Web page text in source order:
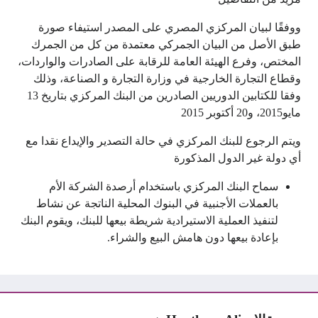
ووفقًا لبيان المركزي المصري على المصدر استيفاء صورة
طبق الأصل من البيان الجمركي معتمدة من كل من الجمرك
المختص، وفرع الهيئة العامة للرقابة على الصادرات والواردات،
وقطاع التجارة الخارجية في وزارة التجارة و الصناعة، وذلك
وفقا للكتابين الدوريين الصادرين من البنك المركزي بتاريخ 13
مايو2015، و20 أكتوبر 2015
ويتم الرجوع للبنك المركزي في حالة التصدير والإيداع نقدا مع
أي دولة غير الدول المذكورة
سماح البنك المركزي باستخدام أرصدة الشركة الأم
بالعملات الأجنبية في البنوك المحلية الناتجة عن نشاط
لتنفيذ العملية الاستيرادية شريطة بيعها للبنك، ويقوم البنك
بإعادة بيعها دون هامش البيع والشراء.